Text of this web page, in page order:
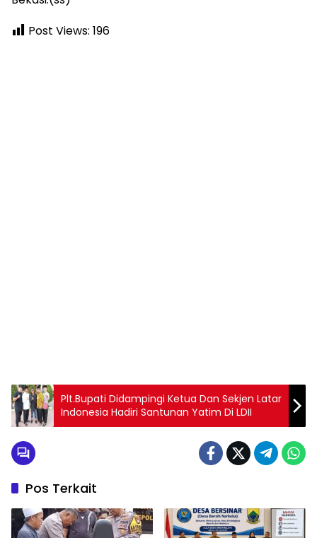
Post Views: 196
Plt.Bupati Didampingi Ketua Dan Sekjen Latar
Indonesia Hadiri Santunan Yatim Di LDII
Pos Terkait